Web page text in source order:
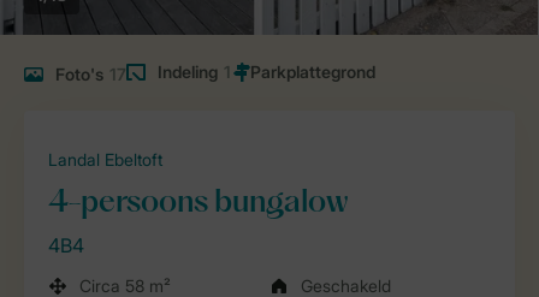
Foto's 17 Indeling 1
Landal Ebeltoft
4-persoons bungalow
4B4
Circa 58 m²
Geschakeld